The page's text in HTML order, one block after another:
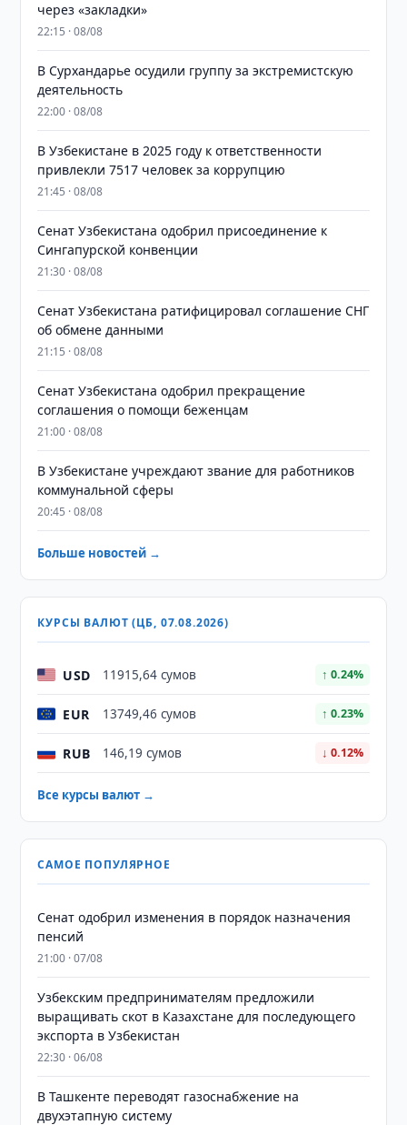
через «закладки»
22:15 · 08/08
В Сурхандарье осудили группу за экстремистскую
деятельность
22:00 · 08/08
В Узбекистане в 2025 году к ответственности
привлекли 7517 человек за коррупцию
21:45 · 08/08
Сенат Узбекистана одобрил присоединение к
Сингапурской конвенции
21:30 · 08/08
Сенат Узбекистана ратифицировал соглашение СНГ
об обмене данными
21:15 · 08/08
Сенат Узбекистана одобрил прекращение
соглашения о помощи беженцам
21:00 · 08/08
В Узбекистане учреждают звание для работников
коммунальной сферы
20:45 · 08/08
Больше новостей →
КУРСЫ ВАЛЮТ (ЦБ, 07.08.2026)
USD 11915,64 сумов ↑ 0.24%
EUR 13749,46 сумов ↑ 0.23%
RUB 146,19 сумов ↓ 0.12%
Все курсы валют →
САМОЕ ПОПУЛЯРНОЕ
Сенат одобрил изменения в порядок назначения
пенсий
21:00 · 07/08
Узбекским предпринимателям предложили
выращивать скот в Казахстане для последующего
экспорта в Узбекистан
22:30 · 06/08
В Ташкенте переводят газоснабжение на
двухэтапную систему